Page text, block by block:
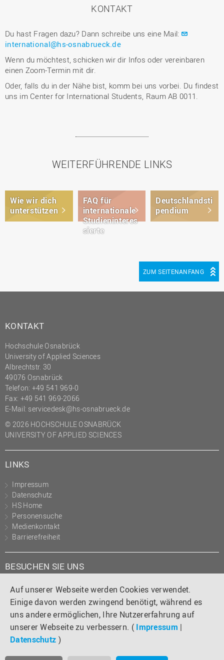
Auf unserer Webseite werden Cookies verwendet.
Einige davon werden zwingend benötigt, während es
uns andere ermöglichen, Ihre Nutzererfahrung auf
unserer Webseite zu verbessern. ( Impressum |
Datenschutz )
KONTAKT
Du hast Fragen dazu? Dann schreibe uns eine Mail:
international@hs-osnabrueck.de
Wenn du möchtest, schicken wir dir Infos oder vereinbaren
einen Zoom-Termin mit dir.
Oder, falls du in der Nähe bist, komm bei uns vorbei. Du findest
uns im Center for International Students, Raum AB 0011.
WEITERFÜHRENDE LINKS
Wie wir dich
unterstützen
FAQ für
internationale
Studieninteres
sierte
Deutschlandsti
pendium
ZUM SEITENANFANG
KONTAKT
Hochschule Osnabrück
University of Applied Sciences
Albrechtstr. 30
49076 Osnabrück
Telefon: +49 541 969-0
Fax: +49 541 969-2066
E-Mail: servicedesk@hs-osnabrueck.de
© 2026 HOCHSCHULE OSNABRÜCK
UNIVERSITY OF APPLIED SCIENCES
LINKS
Impressum
Datenschutz
HS Home
Personensuche
Medienkontakt
Barrierefreiheit
BESUCHEN SIE UNS
Instagram
TiktokLinkedIn
YouTube
Facebook